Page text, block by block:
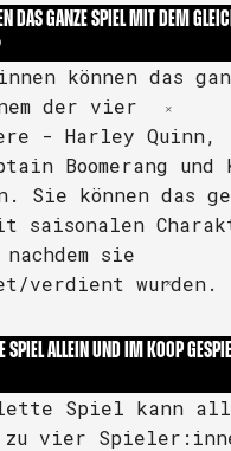
DAS GANZE SPIEL MIT DEM
können das
der vier
- Harley Quinn,
Boomerang und
Sie können das
saisonalen
sie
verdient wurden.
SPIEL ALLEIN UND IM KOOP
Spiel kann
vier